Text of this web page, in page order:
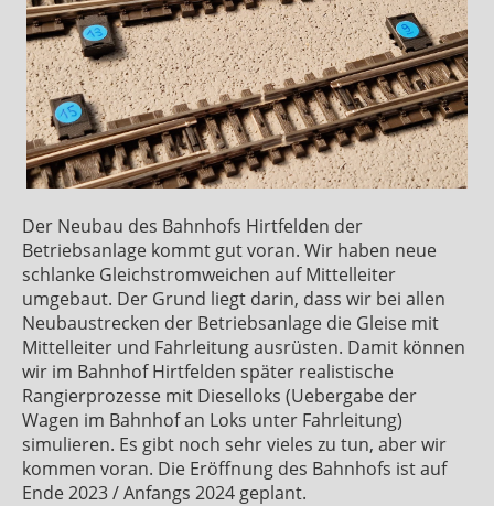
Der Neubau des Bahnhofs Hirtfelden der
Betriebsanlage kommt gut voran. Wir haben neue
schlanke Gleichstromweichen auf Mittelleiter
umgebaut. Der Grund liegt darin, dass wir bei allen
Neubaustrecken der Betriebsanlage die Gleise mit
Mittelleiter und Fahrleitung ausrüsten. Damit können
wir im Bahnhof Hirtfelden später realistische
Rangierprozesse mit Dieselloks (Uebergabe der
Wagen im Bahnhof an Loks unter Fahrleitung)
simulieren. Es gibt noch sehr vieles zu tun, aber wir
kommen voran. Die Eröffnung des Bahnhofs ist auf
Ende 2023 / Anfangs 2024 geplant.